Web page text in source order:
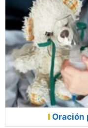
Oración